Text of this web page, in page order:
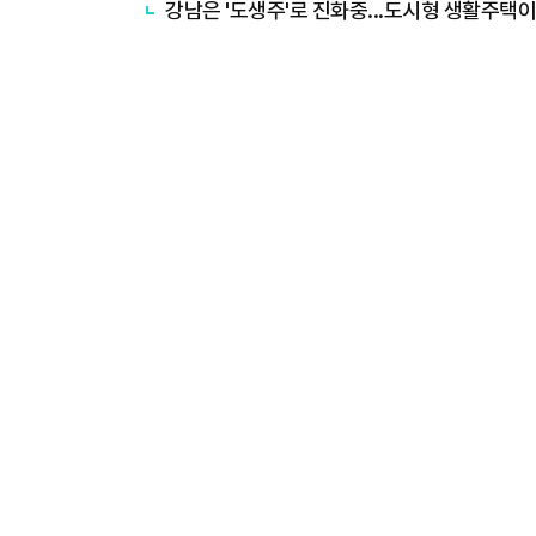
강남은 '도생주'로 진화중...도시형 생활주택